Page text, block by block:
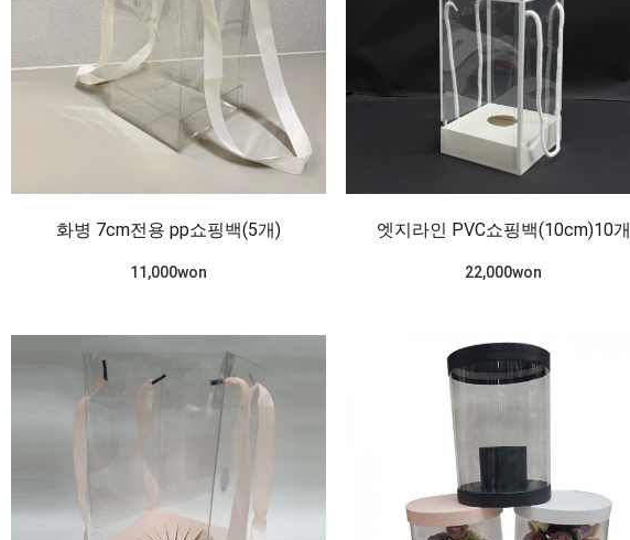
화병 7cm전용 pp쇼핑백(5개)
11,000won
엣지라인 PVC쇼핑백(10cm)10개
22,000won